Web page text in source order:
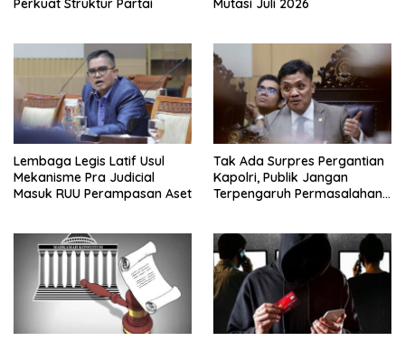
Perkuat Struktur Partai Mutasi Juli 2026
Lembaga Legis Latif Usul
Mekanisme Pra Judicial
Masuk RUU Perampasan Aset
Tak Ada Surpres Pergantian
Kapolri, Publik Jangan
Terpengaruh Permasalahan